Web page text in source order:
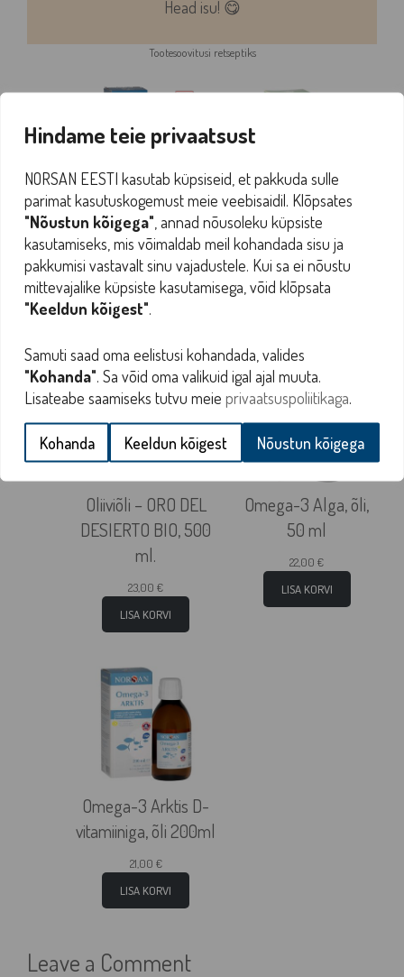
Hindame teie privaatsust
NORSAN EESTI kasutab küpsiseid, et pakkuda sulle
parimat kasutuskogemust meie veebisaidil. Klõpsates
"Nõustun kõigega" , annad nõusoleku küpsiste
kasutamiseks, mis võimaldab meil kohandada sisu ja
pakkumisi vastavalt sinu vajadustele. Kui sa ei nõustu
mittevajalike küpsiste kasutamisega, võid klõpsata
"Keeldun kõigest".
Samuti saad oma eelistusi kohandada, valides
"Kohanda". Sa võid oma valikuid igal ajal muuta.
Lisateabe saamiseks tutvu meie privaatsuspoliitikaga.
Kohanda Keeldun kõigest Nõustun kõigega
Head isu! 😋
Tootesoovitusi retseptiks
Omega-3 Total, õli,
200 ml
29,00€
VALI
Omega-3 Vegan, õli,
100 ml
31,00€
Oliiviõli – ORO DEL
DESIERTO BIO, 500
ml.
23,00€
LISA KORVI
Omega-3 Alga, õli,
50 ml
22,00€
LISA KORVI
Omega-3 Arktis D-
vitamiiniga, õli 200ml
21,00 €
LISA KORVI
Leave a Comment